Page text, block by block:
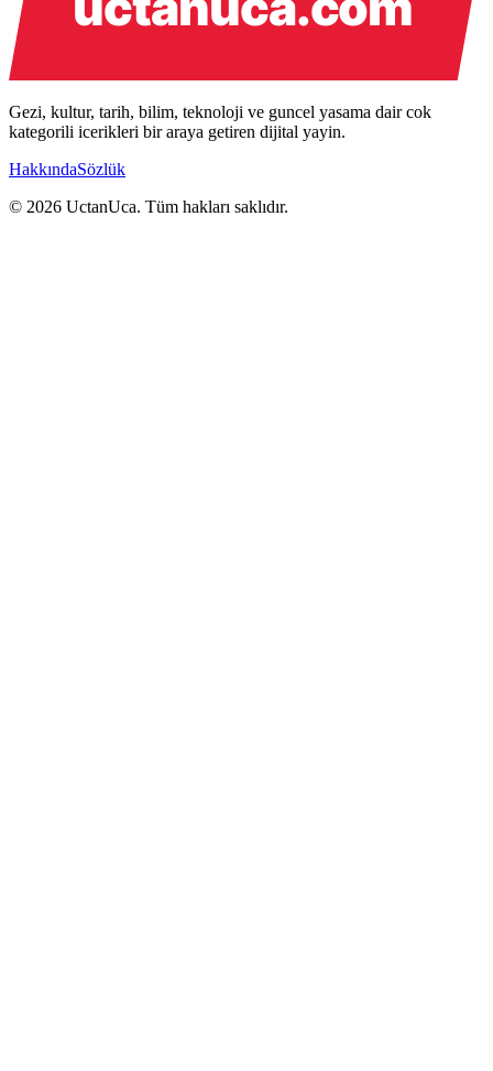
Gezi, kultur, tarih, bilim, teknoloji ve guncel yasama dair cok
kategorili icerikleri bir araya getiren dijital yayin.
HakkındaSözlük
© 2026 UctanUca. Tüm hakları saklıdır.